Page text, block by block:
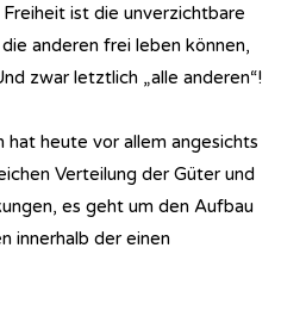
ist die unverzichtbare
anderen frei leben können,
zwar letztlich „alle anderen“!
hat heute vor allem angesichts
Verteilung der Güter und
es geht um den Aufbau
innerhalb der einen